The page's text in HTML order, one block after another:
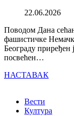
22.06.2026
Поводом Дана
фашистичке
Београду приређен
посвећен…
НАСТАВАК
Вести
Култура